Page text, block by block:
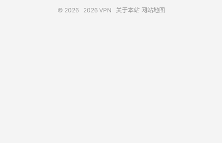
© 2026 2026 VPN 关于本站 网站地图